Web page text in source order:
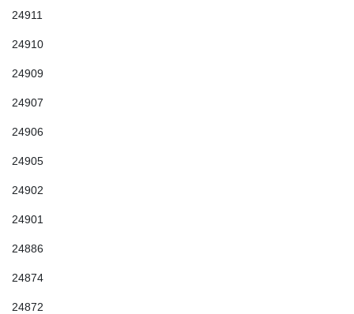
24911
24910
24909
24907
24906
24905
24902
24901
24886
24874
24872